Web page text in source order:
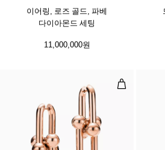
이어링, 로즈 골드, 파베
다이아몬드 세팅
11,000,000원
엑스트라